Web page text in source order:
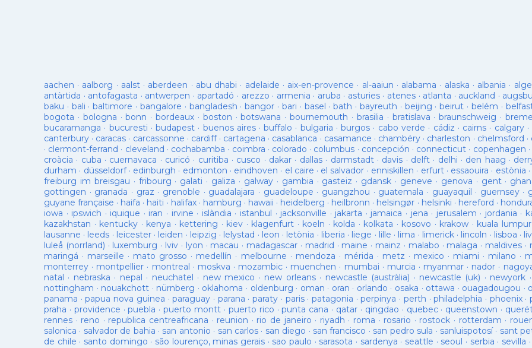
aachen · aalborg · aalst· aberdeen · abu dhabi · adelaide · aix-en-provence · al-aaiun · alabama · alaska · albania ·
antàrtida · antofagasta · antwerpen · apartadó · arezzo · armenia · aruba · asturies· atenes · atlanta · auckland ·
baku · bali ·baltimore · bangalore · bangladesh ·bangor · bari · basel ·bath · bayreuth · beijing ·beirut · belém ·
bogota · bologna ·bonn ·bordeaux · boston ·botswana ·bournemouth · brasilia · bratislava ·braunschweig ·
bucaramanga · bucuresti · budapest · buenos aires·buffalo · bulgaria ·burgos · cabo verde · cádiz · cairns · calgary·
canterbury · caracas · carcassonne · cardiff· cartagena · casablanca · casamance · chambéry · charleston · chelmsford ·
· clermont-ferrand · cleveland · cochabamba · coimbra · colorado · columbus · concepción · connecticut · copenhagen ·
croàcia · cuba · cuernavaca · curicó · curitiba · cusco · dakar · dallas· darmstadt· davis · delft· delhi · den haag ·
durham · düsseldorf· edinburgh · edmonton · eindhoven · el caire · el salvador · enniskillen · erfurt· essaouira · estònia ·
freiburg im breisgau · fribourg · galati · galiza · galway· gambia · gasteiz · gdansk · geneve · genova · gent·
gottingen · granada · graz · grenoble · guadalajara · guadeloupe · guangzhou · guatemala · guayaquil · guernsey·
guyane française · haifa · haiti · halifax· hamburg · hawaii · heidelberg · heilbronn · helsingør · helsinki · hereford ·
iowa · ipswich · iquique · iran · irvine · islàndia · istanbul · jacksonville · jakarta · jamaica · jena · jerusalem · jordania ·
kazakhstan · kentucky · kenya · kettering · kiev · klagenfurt · koeln · kolda · kolkata · kosovo · krakow · kuala lumpur
lausanne · leeds · leicester· leiden · leipzig · lelystad · leon · letònia · liberia · liege · lille · lima · limerick· lincoln · lisboa ·
luleå (norrland) · luxemburg · lviv · lyon · macau · madagascar · madrid · maine · mainz · malabo · malaga · maldives ·
maringá · marseille · mato grosso · medellín · melbourne · mendoza · mérida · metz · mexico · miami · milano ·
monterrey · montpellier · montreal · moskva · mozambic · muenchen · mumbai · murcia · myanmar · nador ·
natal · nebraska · nepal · neuchatel · new mexico · new orleans· newcastle (austràlia) · newcastle (uk) · newyork ·
nottingham · nouakchott · nürnberg · oklahoma · oldenburg · oman · oran · orlando · osaka · ottawa · ouagadougou ·
panama ·papua nova guinea ·paraguay · parana ·paraty · paris· patagonia ·perpinya · perth ·philadelphia · phoenix·
praha · providence ·puebla ·puerto montt · puerto rico ·punta cana · qatar · qingdao · quebec· queenstown ·
rennes · reno · republica centreafricana · reunion · rio de janeiro · riyadh · roma · rosario · rostock · rotterdam ·
salonica · salvador de bahia · san antonio · san carlos · san diego · san francisco · san pedro sula · sanluispotosí· sant
de chile · santo domingo · são lourenço, minas gerais· sao paulo · sarasota · sardenya · seattle · seoul · serbia · sevilla ·